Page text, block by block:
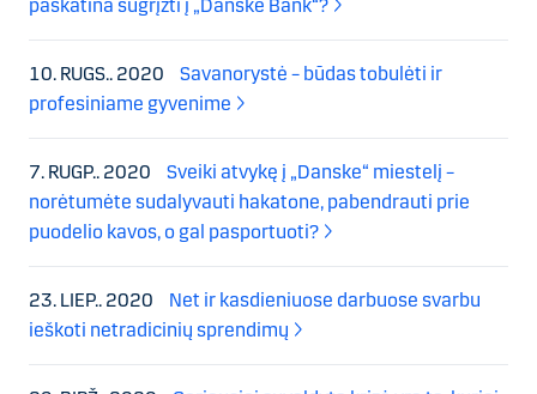
paskatina sugrįžti į „Danske Bank“?
10. RUGS.. 2020
Savanorystė – būdas tobulėti ir
profesiniame gyvenime
7. RUGP.. 2020
Sveiki atvykę į „Danske“ miestelį –
norėtumėte sudalyvauti hakatone, pabendrauti prie
puodelio kavos, o gal pasportuoti?
23. LIEP.. 2020
Net ir kasdieniuose darbuose svarbu
ieškoti netradicinių sprendimų